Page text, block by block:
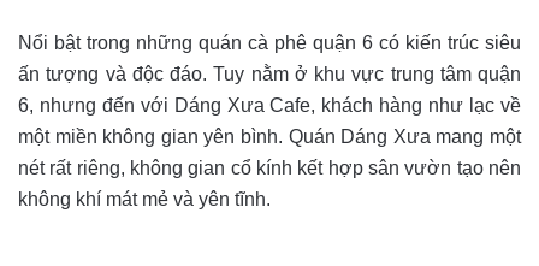
Nổi bật trong những quán cà phê quận 6 có kiến trúc siêu
ấn tượng và độc đáo. Tuy nằm ở khu vực trung tâm quận
6, nhưng đến với Dáng Xưa Cafe, khách hàng như lạc về
một miền không gian yên bình. Quán Dáng Xưa mang một
nét rất riêng, không gian cổ kính kết hợp sân vườn tạo nên
không khí mát mẻ và yên tĩnh.